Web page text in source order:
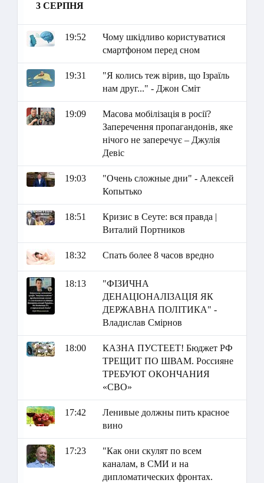
3 СЕРПНЯ
19:52
Чому шкідливо користуватися
смартфоном перед сном
19:31
"Я колись теж вірив, що Ізраїль
нам друг..." - Джон Сміт
19:09
Масова мобілізація в росії?
Заперечення пропагандонів, яке
нічого не заперечує – Джулія
Девіс
19:03
"Очень сложные дни" - Алексей
Копытько
18:51
Кризис в Сеуте: вся правда |
Виталий Портников
18:32 Спать более 8 часов вредно
18:13
"ФІЗИЧНА
ДЕНАЦІОНАЛІЗАЦІЯ ЯК
ДЕРЖАВНА ПОЛІТИКА" -
Владислав Смірнов
18:00
КАЗНА ПУСТЕЕТ! Бюджет РФ
ТРЕЩИТ ПО ШВАМ. Россияне
ТРЕБУЮТ ОКОНЧАНИЯ
«СВО»
17:42
Ленивые должны пить красное
вино
17:23
"Как они скулят по всем
каналам, в СМИ и на
дипломатических фронтах.